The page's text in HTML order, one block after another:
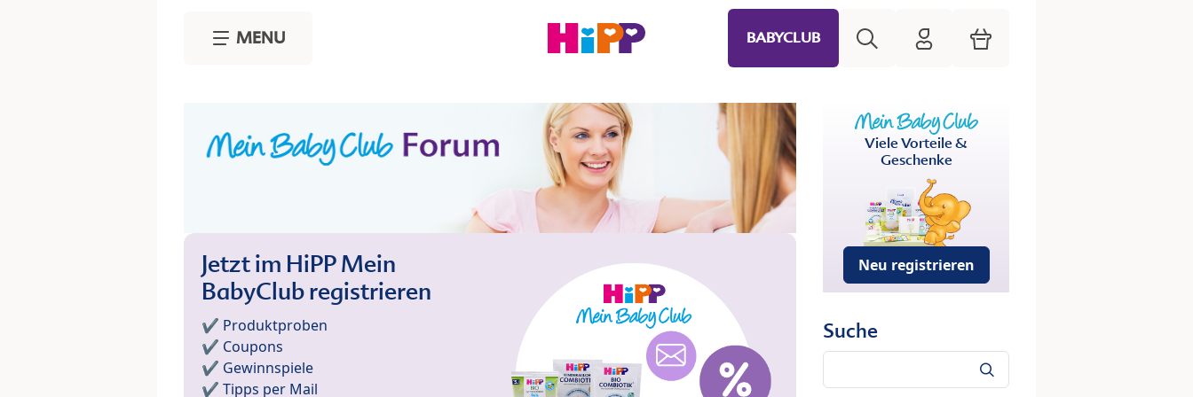
MENU BABYCLUB HiPP Mein Babyclub
Warenkorb
Jetzt im HiPP Mein
BabyClub registrieren
✔️ Produktproben
✔️ Coupons
✔️ Gewinnspiele
✔️ Tipps per Mail
Viele Vorteile &
Geschenke
Neu registrieren
Suche